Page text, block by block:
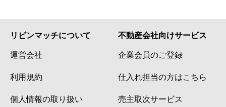
リビンマッチについて
運営会社
利用規約
個人情報の取り扱い
不動産会社向けサービス
企業会員のご登録
仕入れ担当の方はこちら
売主取次サービス